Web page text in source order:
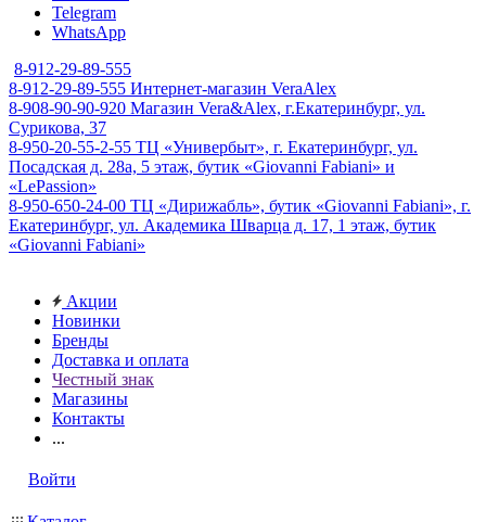
Telegram
WhatsApp
8-912-29-89-555
8-912-29-89-555 Интернет-магазин VeraAlex
8-908-90-90-920 Магазин Vera&Alex, г.Екатеринбург, ул.
Сурикова, 37
8-950-20-55-2-55 ТЦ «Универбыт», г. Екатеринбург, ул.
Посадская д. 28а, 5 этаж, бутик «Giovanni Fabiani» и
«LePassion»
8-950-650-24-00 ТЦ «Дирижабль», бутик «Giovanni Fabiani», г.
Екатеринбург, ул. Академика Шварца д. 17, 1 этаж, бутик
«Giovanni Fabiani»
Акции
Новинки
Бренды
Доставка и оплата
Честный знак
Магазины
Контакты
...
Войти